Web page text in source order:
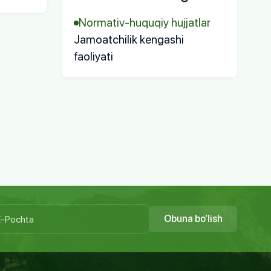
Normativ-huquqiy hujjatlar
Jamoatchilik kengashi
faoliyati
Obuna bo’lish